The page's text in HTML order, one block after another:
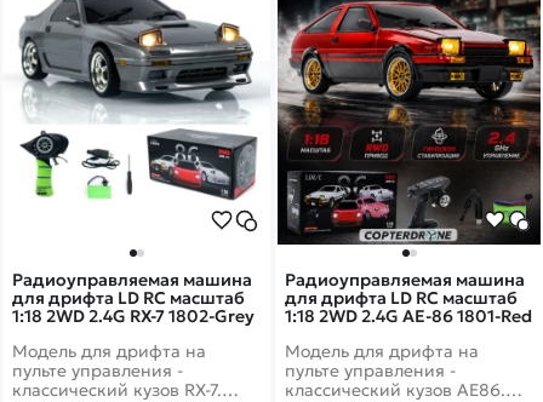
Радиоуправляемая машина
для дрифта LD RC масштаб
1:18 2WD 2.4G RX-7 1802-Grey
Модель для дрифта на
пульте управления -
классический кузов RX-7.
Радиоуправляемая машина
для дрифта LD RC масштаб
1:18 2WD 2.4G AE-86 1801-Red
Модель для дрифта на
пульте управления -
классический кузов AE86.